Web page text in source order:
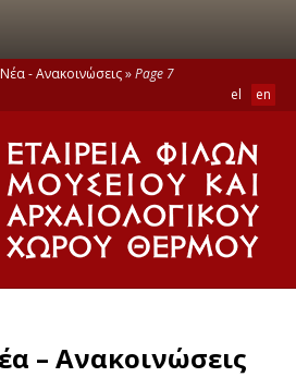
Νέα - Ανακοινώσεις»Page 7
el
en
– Ανακοινώσεις